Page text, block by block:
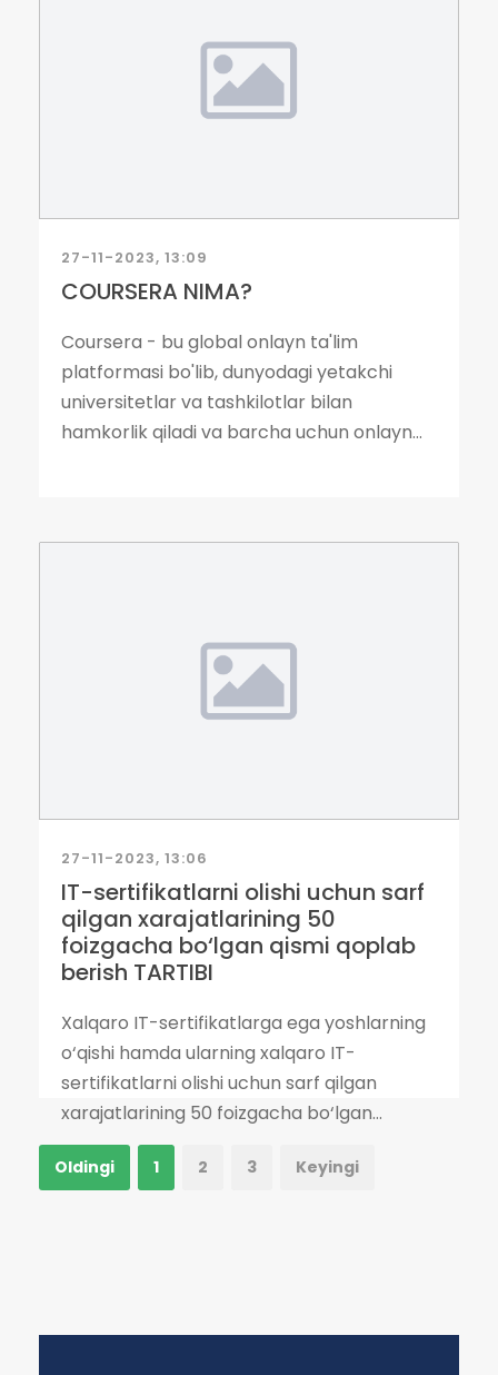
27-11-2023, 13:09
COURSERA NIMA?
Coursera - bu global onlayn ta'lim
platformasi bo'lib, dunyodagi yetakchi
universitetlar va tashkilotlar bilan
hamkorlik qiladi va barcha uchun onlayn...
27-11-2023, 13:06
IT-sertifikatlarni olishi uchun sarf
qilgan xarajatlarining 50
foizgacha bo‘lgan qismi qoplab
berish TARTIBI
Xalqaro IT-sertifikatlarga ega yoshlarning
o‘qishi hamda ularning xalqaro IT-
sertifikatlarni olishi uchun sarf qilgan
xarajatlarining 50 foizgacha bo‘lgan...
Oldingi 1 2 3 Keyingi